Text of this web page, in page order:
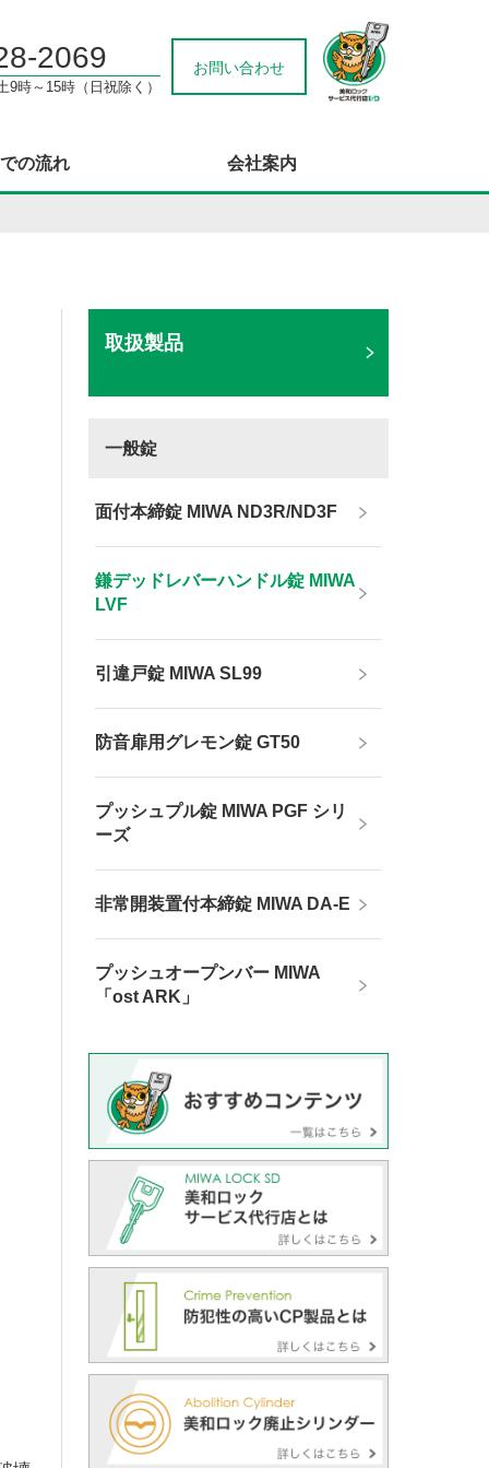
2069
時～15時（日祝除く）
お問い合わせ
の流れ 会社案内
取扱製品
一般錠
面付本締錠 MIWA ND3R/ND3F
鎌デッドレバーハンドル錠 MIWA
LVF
引違戸錠 MIWA SL99
防音扉用グレモン錠 GT50
プッシュプル錠 MIWA PGF シリ
ーズ
非常開装置付本締錠 MIWA DA-E
プッシュオープンバー MIWA
「ost ARK」